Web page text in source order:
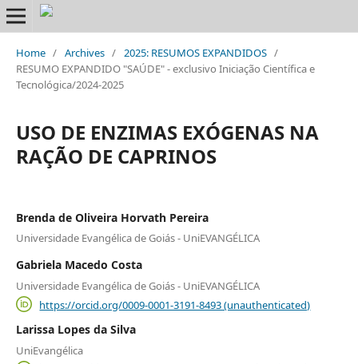
Home / Archives / 2025: RESUMOS EXPANDIDOS /
RESUMO EXPANDIDO "SAÚDE" - exclusivo Iniciação Científica e
Tecnológica/2024-2025
USO DE ENZIMAS EXÓGENAS NA
RAÇÃO DE CAPRINOS
Brenda de Oliveira Horvath Pereira
Universidade Evangélica de Goiás - UniEVANGÉLICA
Gabriela Macedo Costa
Universidade Evangélica de Goiás - UniEVANGÉLICA
https://orcid.org/0009-0001-3191-8493 (unauthenticated)
Larissa Lopes da Silva
UniEvangélica